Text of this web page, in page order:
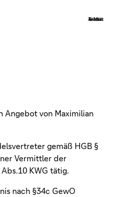
Termin
Anfahrt
Telefon
E-Mail
von Maximilian
gemäß HGB §
Vermittler der
KWG tätig.
nach §34c GewO